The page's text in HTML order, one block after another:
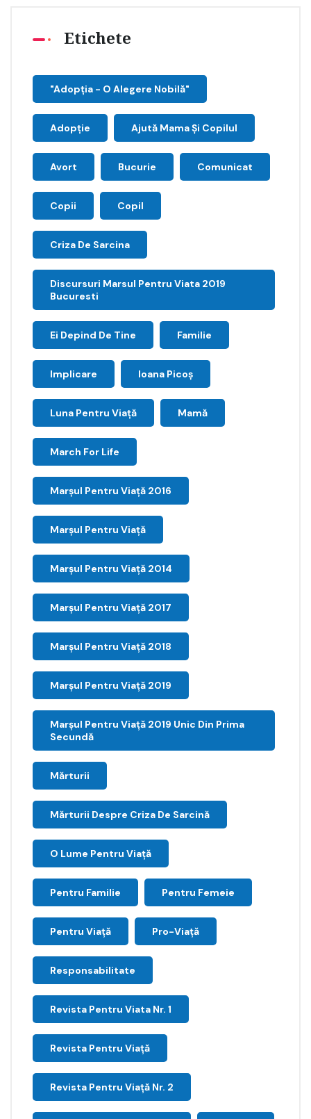
Etichete
"Adopţia - O Alegere Nobilă"
Adopție Ajută Mama Și Copilul
Avort Bucurie Comunicat
Copii Copil
Criza De Sarcina
Discursuri Marsul Pentru Viata 2019
Bucuresti
Ei Depind De Tine Familie
Implicare Ioana Picoş
Luna Pentru Viață Mamă
March For Life
Marşul Pentru Viaţă 2016
Marșul Pentru Viață
Marșul Pentru Viață 2014
Marșul Pentru Viață 2017
Marșul Pentru Viață 2018
Marșul Pentru Viață 2019
Marșul Pentru Viață 2019 Unic Din Prima
Secundă
Mărturii
Mărturii Despre Criza De Sarcină
O Lume Pentru Viață
Pentru Familie Pentru Femeie
Pentru Viață Pro-Viață
Responsabilitate
Revista Pentru Viata Nr. 1
Revista Pentru Viață
Revista Pentru Viață Nr. 2